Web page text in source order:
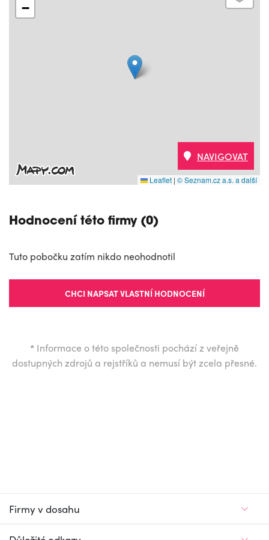
−
Leaflet | © Seznam.cz a.s. a další
NAVIGOVAT
Hodnocení této firmy (0)
Tuto pobočku zatím nikdo neohodnotil
CHCI NAPSAT VLASTNÍ HODNOCENÍ
* Informace o této společnosti pochází z veřejně
dostupných zdrojů a rejstříků a nemusí být zcela přesné.
Firmy v dosahu